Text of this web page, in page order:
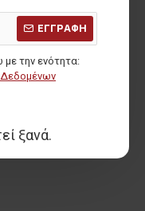
ΕΓΓΡΑΦΗ
την ενότητα:
Δεδομένων
ξανά.